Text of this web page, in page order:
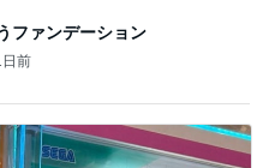
ファンデーション
日前